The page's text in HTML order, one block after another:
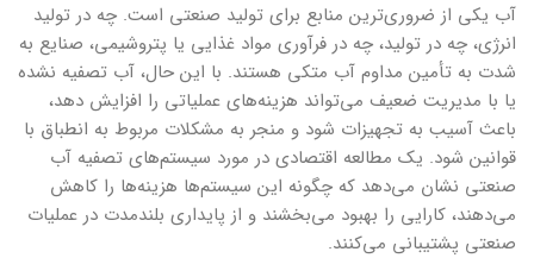
آب یکی از ضروری‌ترین منابع برای تولید صنعتی است. چه در تولید
انرژی، چه در تولید، چه در فرآوری مواد غذایی یا پتروشیمی، صنایع به
شدت به تأمین مداوم آب متکی هستند. با این حال، آب تصفیه نشده
یا با مدیریت ضعیف می‌تواند هزینه‌های عملیاتی را افزایش دهد،
باعث آسیب به تجهیزات شود و منجر به مشکلات مربوط به انطباق با
قوانین شود. یک مطالعه اقتصادی در مورد سیستم‌های تصفیه آب
صنعتی نشان می‌دهد که چگونه این سیستم‌ها هزینه‌ها را کاهش
می‌دهند، کارایی را بهبود می‌بخشند و از پایداری بلندمدت در عملیات
صنعتی پشتیبانی می‌کنند.